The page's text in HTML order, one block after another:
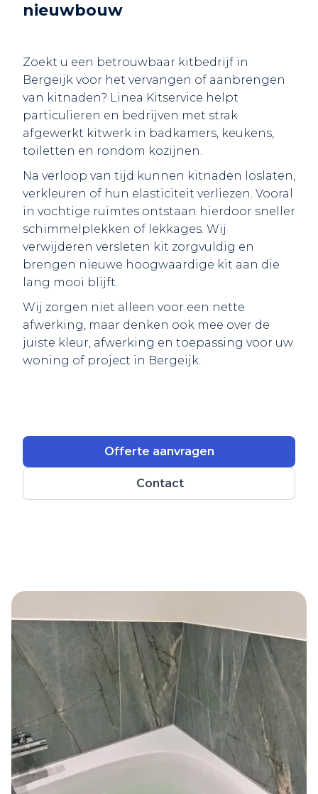
nieuwbouw
Zoekt u een betrouwbaar kitbedrijf in
Bergeijk voor het vervangen of aanbrengen
van kitnaden? Linea Kitservice helpt
particulieren en bedrijven met strak
afgewerkt kitwerk in badkamers, keukens,
toiletten en rondom kozijnen.
Na verloop van tijd kunnen kitnaden loslaten,
verkleuren of hun elasticiteit verliezen. Vooral
in vochtige ruimtes ontstaan hierdoor sneller
schimmelplekken of lekkages. Wij
verwijderen versleten kit zorgvuldig en
brengen nieuwe hoogwaardige kit aan die
lang mooi blijft.
Wij zorgen niet alleen voor een nette
afwerking, maar denken ook mee over de
juiste kleur, afwerking en toepassing voor uw
woning of project in Bergeijk.
Contact
Offerte aanvragen